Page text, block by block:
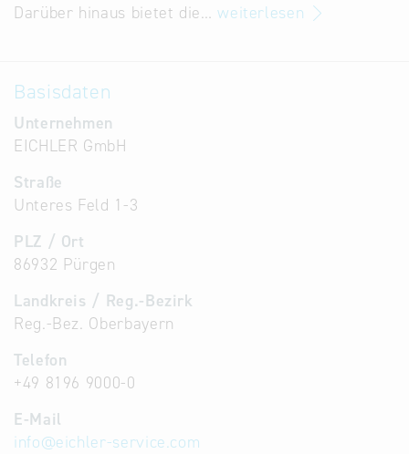
Darüber hinaus bietet die…weiterlesen
Basisdaten
Unternehmen
EICHLER GmbH
Straße
Unteres Feld 1-3
PLZ / Ort
86932 Pürgen
Landkreis / Reg.-Bezirk
Reg.-Bez. Oberbayern
Telefon
+49 8196 9000-0
E-Mail
info@eichler-service.com